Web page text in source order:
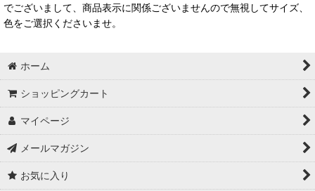
でございまして、商品表示に関係ございませんので無視してサイズ、
色をご選択くださいませ。
ホーム
ショッピングカート
マイページ
メールマガジン
お気に入り